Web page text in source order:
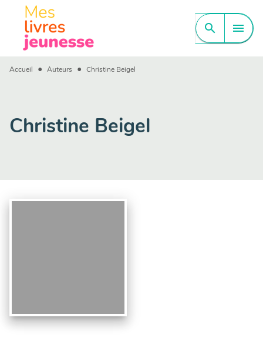
MENU CONTENU
PIED DE PAGE
search menu
Accueil • Auteurs • Christine Beigel
Christine Beigel